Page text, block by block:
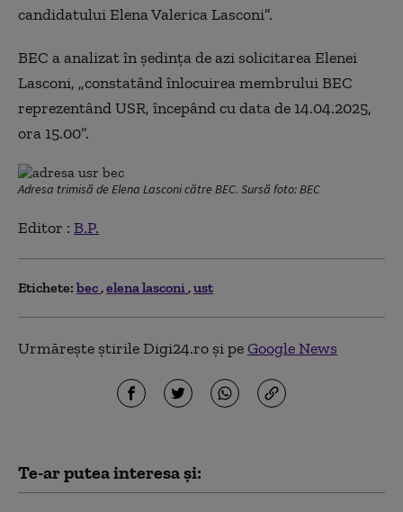
candidatului Elena Valerica Lasconi”.
BEC a analizat în ședința de azi solicitarea Elenei
Lasconi, „constatând înlocuirea membrului BEC
reprezentând USR, începând cu data de 14.04.2025,
ora 15.00”.
Adresa trimisă de Elena Lasconi către BEC. Sursă foto: BEC
Editor : B.P.
Etichete: bec elena lasconi ust
Urmărește știrile Digi24.ro și peGoogle News
Te-ar putea interesa și: